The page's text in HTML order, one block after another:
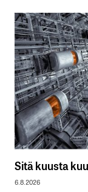
Sitä kuusta
6.8.2026